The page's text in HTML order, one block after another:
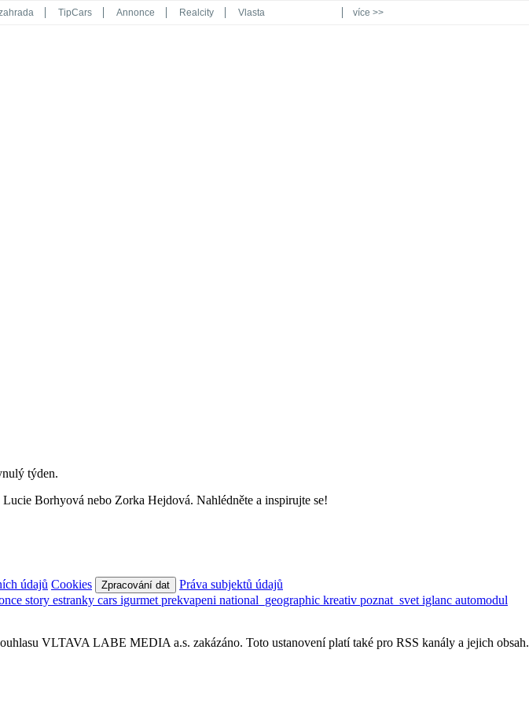
TipCars Annonce Realcity Vlasta více >>
týden.
Borhyová nebo Zorka Hejdová. Nahlédněte a inspirujte se!
údajů Cookies Zpracování dat
Práva subjektů údajů
story estranky cars igurmet prekvapeni national_geographic kreativ poznat_svet iglanc automodul
VLTAVA LABE MEDIA a.s. zakázáno. Toto ustanovení platí také pro RSS kanály a jejich obsah.